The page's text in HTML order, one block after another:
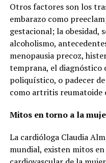
Otros factores son los
embarazo como
gestacional; la obesidad,
alcoholismo,
menopausia precoz,
temprana, el diagnóstico
poliquístico, o padecer
como artritis reumatoide
Mitos en torno a la
La cardióloga Claudia
mundial, existen mitos